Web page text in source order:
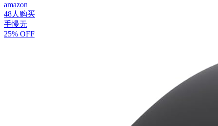
amazon
48人购买
手慢无
25% OFF